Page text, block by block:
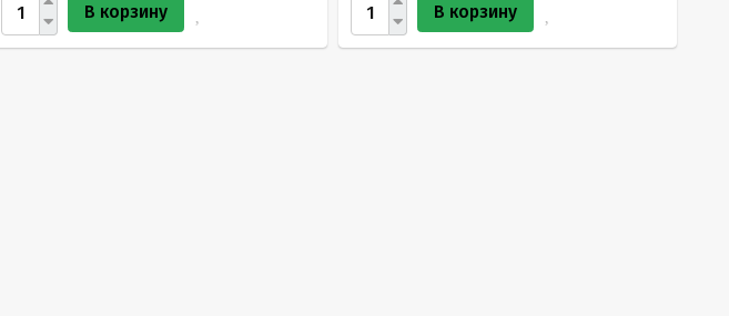
В корзину В корзину